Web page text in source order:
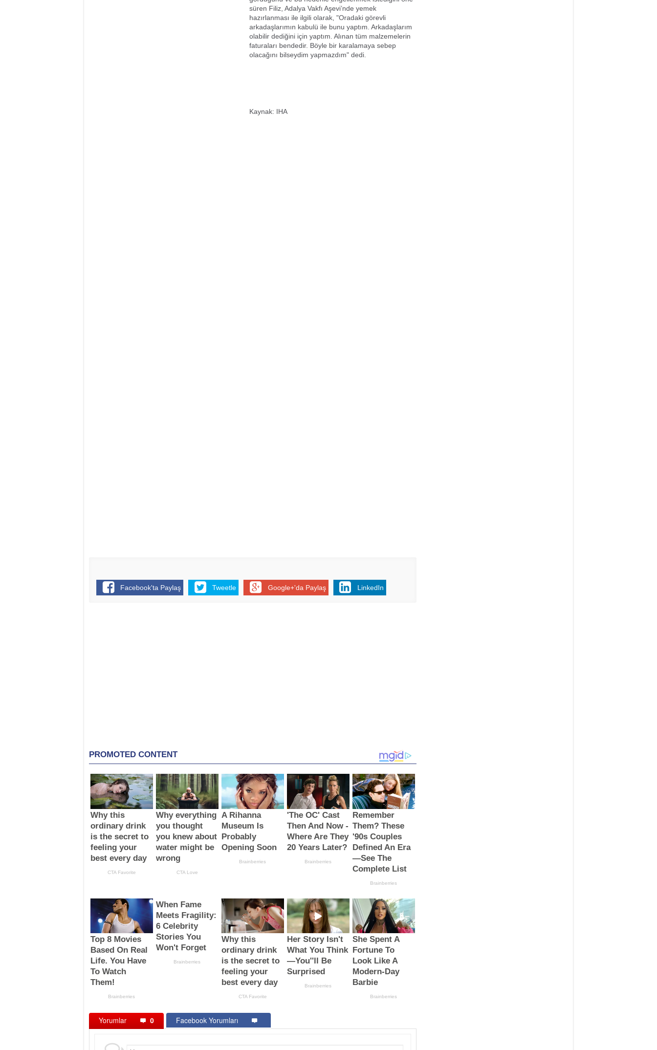
süren Filiz, Adalya Vakfı Aşevi’nde yemek
hazırlanması ile ilgili olarak, "Oradaki görevli
arkadaşlarımın kabulü ile bunu yaptım. Arkadaşlarım
olabilir dediğini için yaptım. Alınan tüm malzemelerin
faturaları bendedir. Böyle bir karalamaya sebep
olacağını bilseydim yapmazdım" dedi.
Kaynak: IHA
Facebook'ta Paylaş Tweetle Google+'da Paylaş LinkedIn
Yorumlar 0 Facebook Yorumları